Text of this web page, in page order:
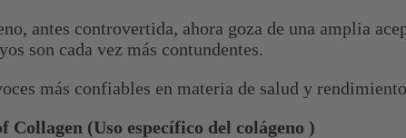
antes controvertida, ahora goza de una amplia
son cada vez más contundentes.
más confiables en materia de salud y
Collagen (Uso específico del colágeno )